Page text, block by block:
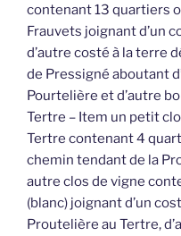
contenant 13 quartiers
Frauvets joignant d’un
d’autre costé à la terre
de Pressigné aboutant
Pourtelière et d’autre
Tertre – Item un petit
Tertre contenant 4
chemin tendant de la
autre clos de vigne
(blanc) joignant d’un
Proutelière au Tertre,